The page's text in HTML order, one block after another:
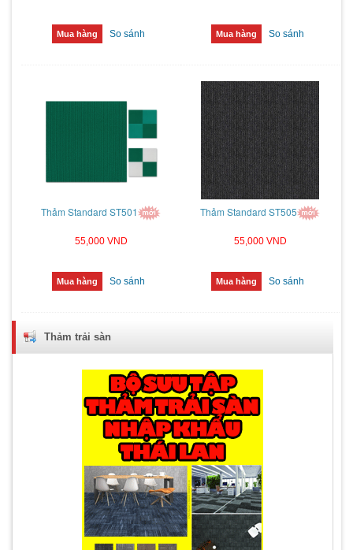
Mua hàng So sánh Mua hàng So sánh
Thảm Standard ST501
55,000 VND
Mua hàng So sánh
Thảm Standard ST505
55,000 VND
Mua hàng So sánh
Thảm trải sàn